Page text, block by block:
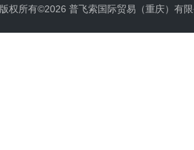
版权所有©2026 普飞索国际贸易（重庆）有